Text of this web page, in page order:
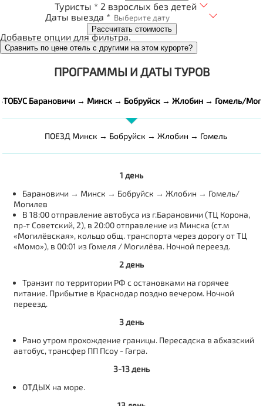
Туристы * 2 взрослых без детей
Даты выезда *
Рассчитать стоимость
Добавьте опции для фильтра.
Сравнить по цене отель с другими на этом курорте?
ПРОГРАММЫ И ДАТЫ ТУРОВ
Барановичи → Минск → Бобруйск → Жлобин → Гомель/
ПОЕЗД Минск → Бобруйск → Жлобин → Гомель
1 день
Барановичи → Минск → Бобруйск → Жлобин → Гомель/
Могилев
В 18:00 отправление автобуса из г.Барановичи (ТЦ Корона,
пр-т Советский, 2), в 20:00 отправление из Минска (ст.м
«Могилёвская», кольцо общ. транспорта через дорогу от ТЦ
«Момо»), в 00:01 из Гомеля / Могилёва. Ночной переезд.
2 день
Транзит по территории РФ с остановками на горячее
питание. Прибытие в Краснодар поздно вечером. Ночной
переезд.
3 день
Рано утром прохождение границы. Пересадска в абхазский
автобус, трансфер ПП Псоу - Гагра.
3-13 день
ОТДЫХ на море.